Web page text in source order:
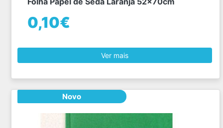
0,10€
Ver mais
Novo